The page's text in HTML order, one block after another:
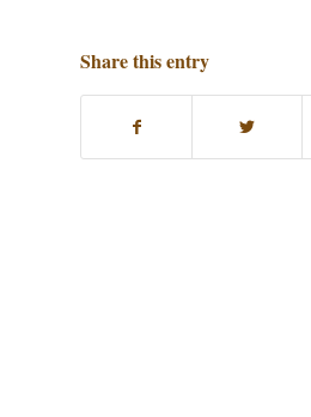
Share this entry